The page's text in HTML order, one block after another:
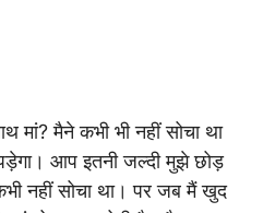
मां? मैने कभी भी नहीं सोचा था
आप इतनी जल्दी मुझे छोड़
नहीं सोचा था। पर जब मैं खुद